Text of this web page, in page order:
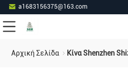
a1683156375@163.com
Αρχική Σελίδα Κίνα Shenzhen